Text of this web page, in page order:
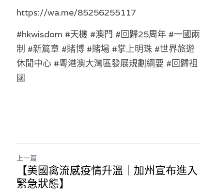
莊豪鋒專欄
香港科技專上書院｜專欄
https://wa.me/85256255117
#hkwisdom #天機 #澳門 #回歸25周年 #一國兩
制 #新篇章 #賭博 #賭場 #掌上明珠 #世界旅遊
休閒中心 #粵港澳大灣區發展規劃綱要 #回歸祖
國
上一篇
【美國禽流感疫情升溫｜加州宣布進入
緊急狀態】